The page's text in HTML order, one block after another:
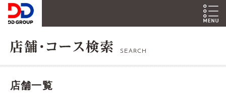
SEARCH
店舗一覧